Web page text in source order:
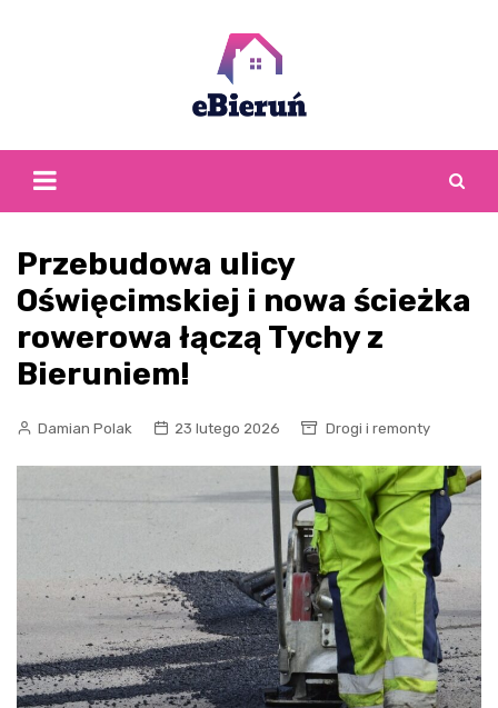
Przebudowa ulicy
Oświęcimskiej i nowa ścieżka
rowerowa łączą Tychy z
Bieruniem!
Damian Polak 23 lutego 2026 Drogi i remonty